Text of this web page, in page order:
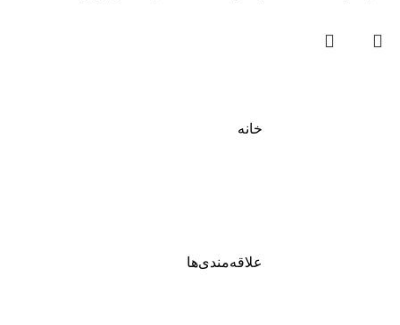
خانه
علاقه‌مندی‌ها